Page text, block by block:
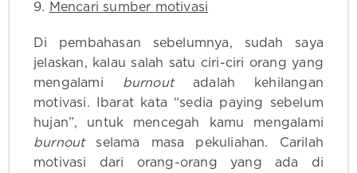
9. Mencari sumber motivasi
Di pembahasan sebelumnya, sudah saya
jelaskan, kalau salah satu ciri-ciri orang yang
mengalami burnoutadalah kehilangan
motivasi. Ibarat kata “sedia paying sebelum
hujan”, untuk mencegah kamu mengalami
burnoutselama masa pekuliahan. Carilah
motivasi dari orang-orang yang ada di